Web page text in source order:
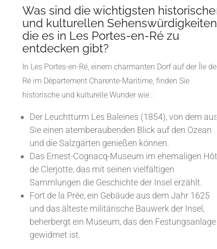
Was sind die wichtigsten
und kulturellen
die es in Les Portes-en-Ré zu
entdecken gibt?
In Les Portes-en-Ré, einem charmanten Dorf auf der Île de
Ré im Département Charente-Maritime, finden Sie
historische und kulturelle Wunder wie :
Der Leuchtturm Les Baleines (1854), von dem
Sie einen atemberaubenden Blick auf den Ozean
und die Salzgärten genießen können.
Das Ernest-Cognacq-Museum im ehemaligen
de Clerjotte, das mit seinen vielfältigen
Sammlungen die Geschichte der Insel erzählt.
Fort de la Prée, ein Gebäude aus dem Jahr 1625
und das älteste militärische Bauwerk der Insel,
beherbergt ein Museum, das den
gewidmet ist.